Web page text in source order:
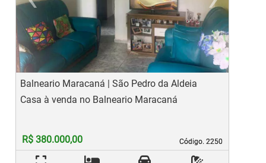
Previous
Balneario Maracaná | São Pedro da Aldeia
Código. 2250
Código. 2250
Casa à venda no Balneario Maracaná
R$ 380.000,00